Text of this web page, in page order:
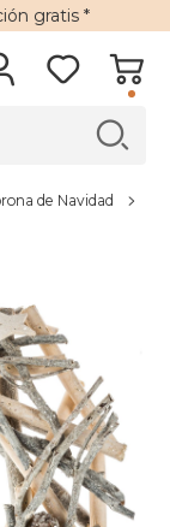
gratis*
de Navidad